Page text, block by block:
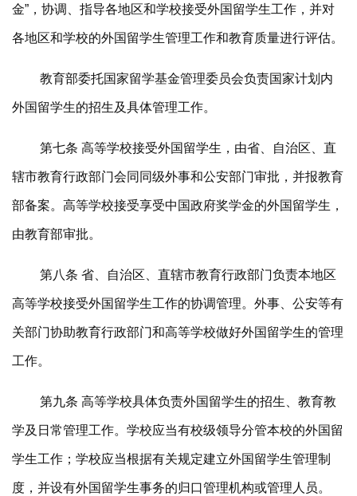
金”，协调、指导各地区和学校接受外国留学生工作，并对
各地区和学校的外国留学生管理工作和教育质量进行评估。
教育部委托国家留学基金管理委员会负责国家计划内
外国留学生的招生及具体管理工作。
第七条 高等学校接受外国留学生，由省、自治区、直
辖市教育行政部门会同同级外事和公安部门审批，并报教育
部备案。高等学校接受享受中国政府奖学金的外国留学生，
由教育部审批。
第八条 省、自治区、直辖市教育行政部门负责本地区
高等学校接受外国留学生工作的协调管理。外事、公安等有
关部门协助教育行政部门和高等学校做好外国留学生的管理
工作。
第九条 高等学校具体负责外国留学生的招生、教育教
学及日常管理工作。学校应当有校级领导分管本校的外国留
学生工作；学校应当根据有关规定建立外国留学生管理制
度，并设有外国留学生事务的归口管理机构或管理人员。